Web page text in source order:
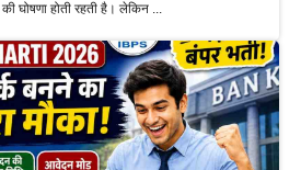
घोषणा होती रहती है। लेकिन ...